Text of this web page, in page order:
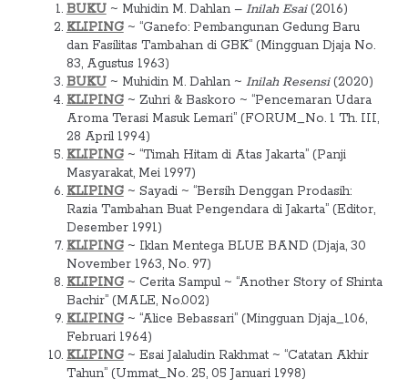
BUKU~ Muhidin M. Dahlan – Inilah Esai(2016)
KLIPING~ “Ganefo: Pembangunan Gedung Baru
dan Fasilitas Tambahan di GBK” (Mingguan Djaja No.
83, Agustus 1963)
BUKU~ Muhidin M. Dahlan ~ Inilah Resensi(2020)
KLIPING~ Zuhri & Baskoro ~ “Pencemaran Udara
Aroma Terasi Masuk Lemari” (FORUM_No. 1 Th. III,
28 April 1994)
KLIPING~ “Timah Hitam di Atas Jakarta” (Panji
Masyarakat, Mei 1997)
KLIPING~ Sayadi ~ “Bersih Denggan Prodasih:
Razia Tambahan Buat Pengendara di Jakarta” (Editor,
Desember 1991)
KLIPING~ Iklan Mentega BLUE BAND (Djaja, 30
November 1963, No. 97)
KLIPING~ Cerita Sampul ~ “Another Story of Shinta
Bachir” (MALE, No.002)
KLIPING~ “Alice Bebassari” (Mingguan Djaja_106,
Februari 1964)
KLIPING~ Esai Jalaludin Rakhmat ~ “Catatan Akhir
Tahun” (Ummat_No. 25, 05 Januari 1998)